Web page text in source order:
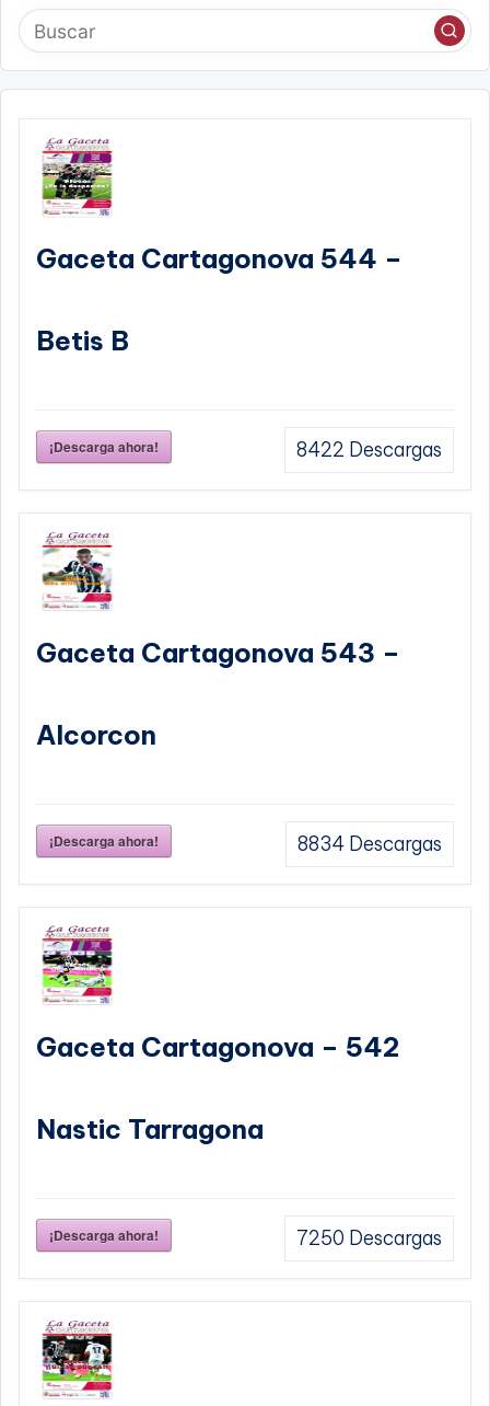
Gaceta Cartagonova 544 –
Betis B
¡Descarga ahora! 8422 Descargas
Gaceta Cartagonova 543 –
Alcorcon
¡Descarga ahora! 8834 Descargas
Gaceta Cartagonova – 542
Nastic Tarragona
¡Descarga ahora! 7250 Descargas